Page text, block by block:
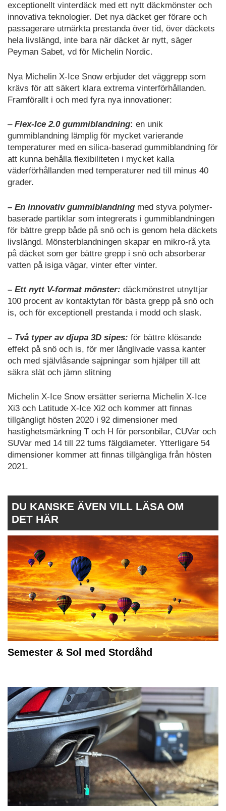
exceptionellt vinterdäck med ett nytt däckmönster och
innovativa teknologier. Det nya däcket ger förare och
passagerare utmärkta prestanda över tid, över däckets
hela livslängd, inte bara när däcket är nytt, säger
Peyman Sabet, vd för Michelin Nordic.
Nya Michelin X-Ice Snow erbjuder det väggrepp som
krävs för att säkert klara extrema vinterförhållanden.
Framförallt i och med fyra nya innovationer:
– Flex-Ice 2.0 gummiblandning: en unik
gummiblandning lämplig för mycket varierande
temperaturer med en silica-baserad gummiblandning för
att kunna behålla flexibiliteten i mycket kalla
väderförhållanden med temperaturer ned till minus 40
grader.
– En innovativ gummiblandning med styva polymer-
baserade partiklar som integrerats i gummiblandningen
för bättre grepp både på snö och is genom hela däckets
livslängd. Mönsterblandningen skapar en mikro-rå yta
på däcket som ger bättre grepp i snö och absorberar
vatten på isiga vägar, vinter efter vinter.
– Ett nytt V-format mönster: däckmönstret utnyttjar
100 procent av kontaktytan för bästa grepp på snö och
is, och för exceptionell prestanda i modd och slask.
– Två typer av djupa 3D sipes: för bättre klösande
effekt på snö och is, för mer långlivade vassa kanter
och med självlåsande sajpningar som hjälper till att
säkra slät och jämn slitning
Michelin X-Ice Snow ersätter serierna Michelin X-Ice
Xi3 och Latitude X-Ice Xi2 och kommer att finnas
tillgängligt hösten 2020 i 92 dimensioner med
hastighetsmärkning T och H för personbilar, CUVar och
SUVar med 14 till 22 tums fälgdiameter. Ytterligare 54
dimensioner kommer att finnas tillgängliga från hösten
2021.
DU KANSKE ÄVEN VILL LÄSA OM
DET HÄR
Semester & Sol med Stordåhd